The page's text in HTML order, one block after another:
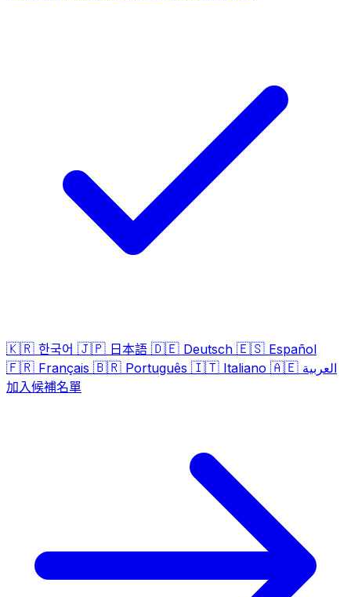
🇰🇷 한국어 🇯🇵 日本語 🇩🇪 Deutsch 🇪🇸 Español
🇫🇷 Français 🇧🇷 Português 🇮🇹 Italiano 🇦🇪 العربية
加入候補名單